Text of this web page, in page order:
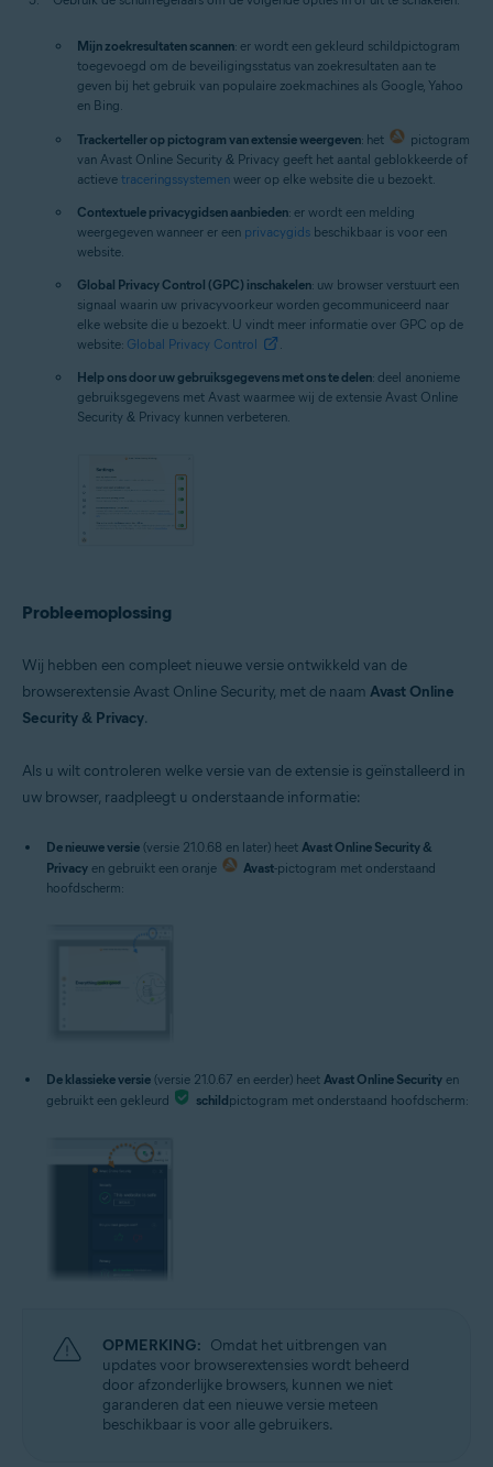
Mijn zoekresultaten scannen: er wordt een gekleurd schildpictogram
toegevoegd om de beveiligingsstatus van zoekresultaten aan te
geven bij het gebruik van populaire zoekmachines als Google, Yahoo
en Bing.
Trackerteller op pictogram van extensie weergeven: het
pictogram
van Avast Online Security & Privacy geeft het aantal geblokkeerde of
actieve traceringssystemen weer op elke website die u bezoekt.
Contextuele privacygidsen aanbieden: er wordt een melding
weergegeven wanneer er een privacygids beschikbaar is voor een
website.
Global Privacy Control (GPC) inschakelen: uw browser verstuurt een
signaal waarin uw privacyvoorkeur worden gecommuniceerd naar
elke website die u bezoekt. U vindt meer informatie over GPC op de
website: Global Privacy Control
.
Help ons door uw gebruiksgegevens met ons te delen: deel anonieme
gebruiksgegevens met Avast waarmee wij de extensie Avast Online
Security & Privacy kunnen verbeteren.
Probleemoplossing
Wij hebben een compleet nieuwe versie ontwikkeld van de
browserextensie Avast Online Security, met de naam Avast Online
Security & Privacy.
Als u wilt controleren welke versie van de extensie is geïnstalleerd in
uw browser, raadpleegt u onderstaande informatie:
De nieuwe versie (versie 21.0.68 en later) heet Avast Online Security &
Privacy en gebruikt een oranje Avast-pictogram met onderstaand
hoofdscherm:
De klassieke versie (versie 21.0.67 en eerder) heet Avast Online Security en
gebruikt een gekleurd
schildpictogram met onderstaand hoofdscherm:
OPMERKING: Omdat het uitbrengen van
updates voor browserextensies wordt beheerd
door afzonderlijke browsers, kunnen we niet
garanderen dat een nieuwe versie meteen
beschikbaar is voor alle gebruikers.